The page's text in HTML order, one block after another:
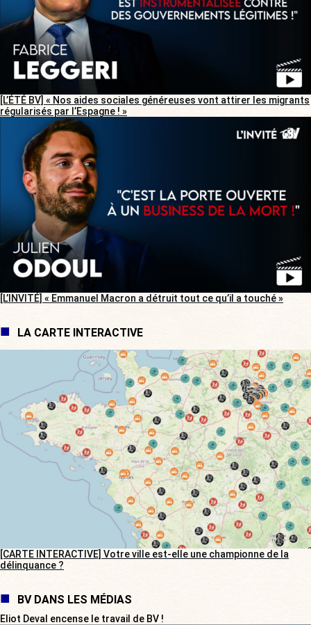
[L’ÉTÉ BV] « Nos aides sociales généreuses vont attirer les migrants
régularisés par l’Espagne ! »
[L’INVITÉ] « Emmanuel Macron a détruit tout ce qu’il a touché »
LA CARTE INTERACTIVE
[CARTE INTERACTIVE] Votre ville est-elle une championne de la
délinquance ?
BV DANS LES MÉDIAS
Eliot Deval encense le travail de BV !